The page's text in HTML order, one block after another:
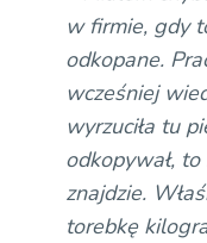
w firmie, gdy
odkopane.
wcześniej
wyrzuciła tu
odkopywał, to
znajdzie.
torebkę